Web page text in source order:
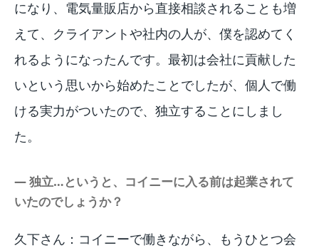
になり、電気量販店から直接相談されることも増
えて、クライアントや社内の人が、僕を認めてく
れるようになったんです。最初は会社に貢献した
いという思いから始めたことでしたが、個人で働
ける実力がついたので、独立することにしまし
た。
― 独立…というと、コイニーに入る前は起業されて
いたのでしょうか？
久下さん：コイニーで働きながら、もうひとつ会